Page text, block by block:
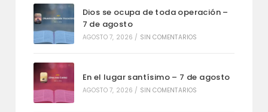
Dios se ocupa de toda operación –
7 de agosto
AGOSTO 7, 2026 / SIN COMENTARIOS
En el lugar santísimo – 7 de agosto
AGOSTO 7, 2026 / SIN COMENTARIOS